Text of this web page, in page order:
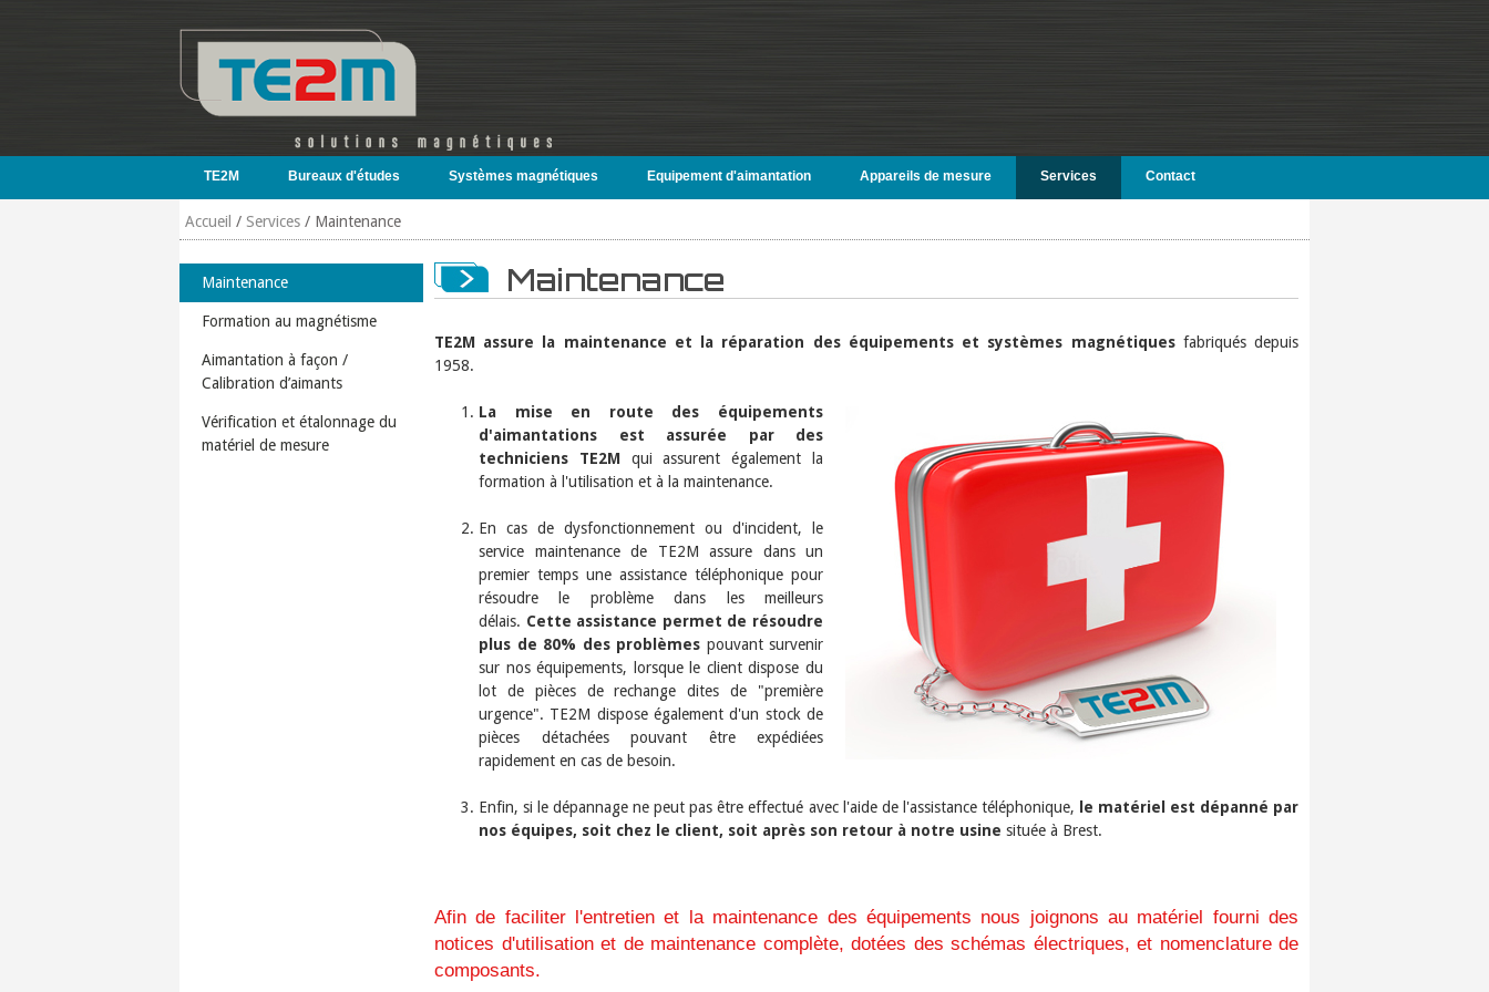
TE2M Bureaux d'études Systèmes magnétiques Equipement d'aimantation Appareils de mesure Services Contact
Accueil / Services / Maintenance
Maintenance
Formation au magnétisme
Aimantation à façon /
Calibration d’aimants
Vérification et étalonnage du
matériel de mesure
Maintenance
TE2M assure la maintenance et la réparation des équipements et systèmes magnétiquesfabriqués depuis
1958.
La mise en route des équipements
d'aimantations est assurée par des
techniciens TE2M qui assurent également la
formation à l'utilisation et à la maintenance.
En cas de dysfonctionnement ou d'incident, le
service maintenance de TE2M assure dans un
premier temps une assistance téléphonique pour
résoudre le problème dans les meilleurs
délais. Cette assistance permet de résoudre
plus de 80% des problèmes pouvant survenir
sur nos équipements, lorsque le client dispose du
lot de pièces de rechange dites de "première
urgence". TE2M dispose également d'un stock de
pièces détachées pouvant être expédiées
rapidement en cas de besoin.
Enfin, si le dépannage ne peut pas être effectué avec l'aide de l'assistance téléphonique,
le matériel est dépanné par
nos équipes, soit chez le client, soit après son retour à notre usine située à Brest.
​Afin de faciliter l'entretien et la maintenance des équipements nous joignons au matériel fourni des
notices d'utilisation et de maintenance complète, dotées des schémas électriques, et nomenclature de
composants.